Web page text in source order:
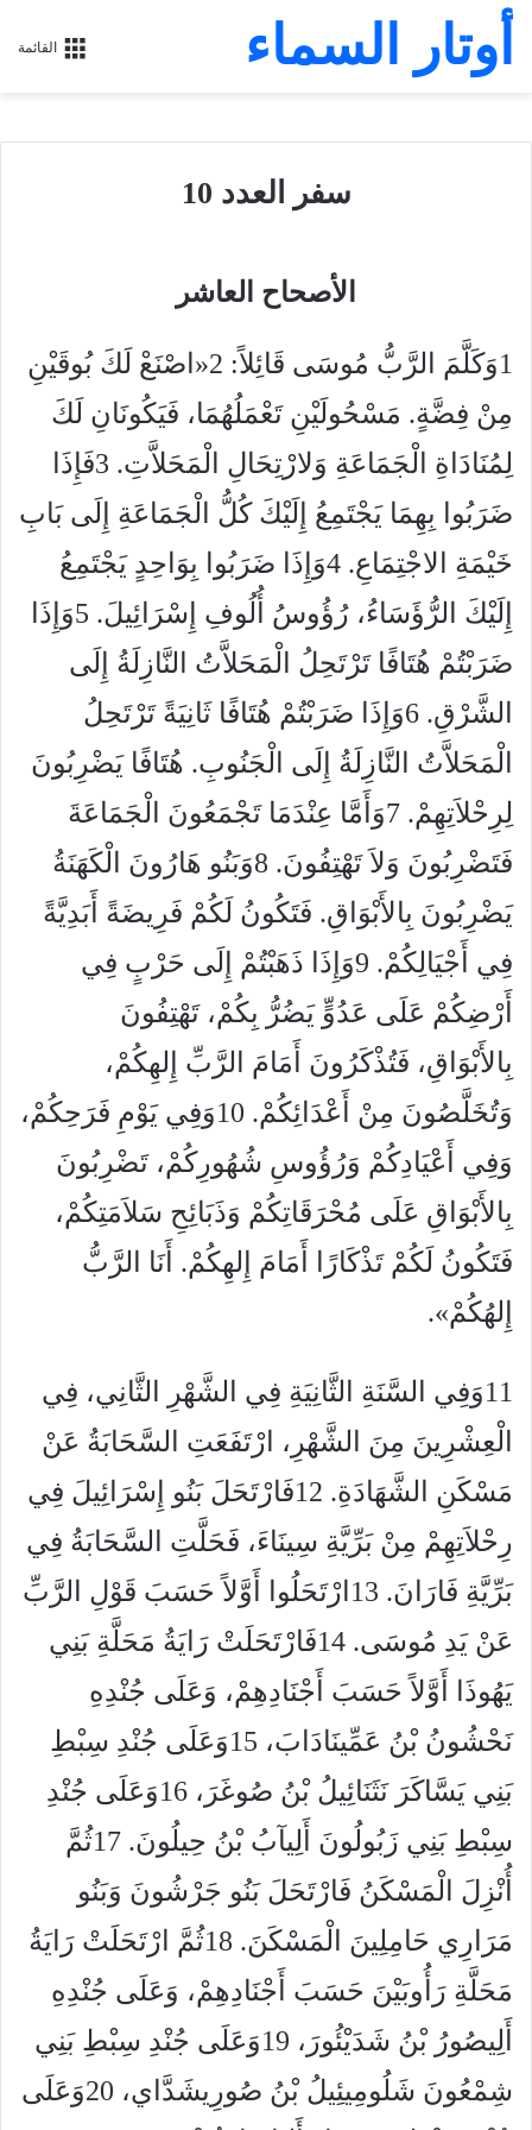
القائمة أوتار السماء
سفر العدد 10
الأصحاح العاشر
1وَكَلَّمَ الرَّبُّ مُوسَى قَائِلاً: 2«اصْنَعْ لَكَ بُوقَيْنِ
مِنْ فِضَّةٍ. مَسْحُولَيْنِ تَعْمَلُهُمَا، فَيَكُونَانِ لَكَ
لِمُنَادَاةِ الْجَمَاعَةِ وَلارْتِحَالِ الْمَحَلاَّتِ. 3فَإِذَا
ضَرَبُوا بِهِمَا يَجْتَمِعُ إِلَيْكَ كُلُّ الْجَمَاعَةِ إِلَى بَابِ
خَيْمَةِ الاجْتِمَاعِ. 4وَإِذَا ضَرَبُوا بِوَاحِدٍ يَجْتَمِعُ
إِلَيْكَ الرُّؤَسَاءُ، رُؤُوسُ أُلُوفِ إِسْرَائِيلَ. 5وَإِذَا
ضَرَبْتُمْ هُتَافًا تَرْتَحِلُ الْمَحَلاَّتُ النَّازِلَةُ إِلَى
الشَّرْقِ. 6وَإِذَا ضَرَبْتُمْ هُتَافًا ثَانِيَةً تَرْتَحِلُ
الْمَحَلاَّتُ النَّازِلَةُ إِلَى الْجَنُوبِ. هُتَافًا يَضْرِبُونَ
لِرِحْلاَتِهِمْ. 7وَأَمَّا عِنْدَمَا تَجْمَعُونَ الْجَمَاعَةَ
فَتَضْرِبُونَ وَلاَ تَهْتِفُونَ. 8وَبَنُو هَارُونَ الْكَهَنَةُ
يَضْرِبُونَ بِالأَبْوَاقِ. فَتَكُونُ لَكُمْ فَرِيضَةً أَبَدِيَّةً
فِي أَجْيَالِكُمْ. 9وَإِذَا ذَهَبْتُمْ إِلَى حَرْبٍ فِي
أَرْضِكُمْ عَلَى عَدُوٍّ يَضُرُّ بِكُمْ، تَهْتِفُونَ
بِالأَبْوَاقِ، فَتُذْكَرُونَ أَمَامَ الرَّبِّ إِلهِكُمْ،
وَتُخَلَّصُونَ مِنْ أَعْدَائِكُمْ. 10وَفِي يَوْمِ فَرَحِكُمْ،
وَفِي أَعْيَادِكُمْ وَرُؤُوسِ شُهُورِكُمْ، تَضْرِبُونَ
بِالأَبْوَاقِ عَلَى مُحْرَقَاتِكُمْ وَذَبَائِحِ سَلاَمَتِكُمْ،
فَتَكُونُ لَكُمْ تَذْكَارًا أَمَامَ إِلهِكُمْ. أَنَا الرَّبُّ
إِلهُكُمْ».
11وَفِي السَّنَةِ الثَّانِيَةِ فِي الشَّهْرِ الثَّانِي، فِي
الْعِشْرِينَ مِنَ الشَّهْرِ، ارْتَفَعَتِ السَّحَابَةُ عَنْ
مَسْكَنِ الشَّهَادَةِ. 12فَارْتَحَلَ بَنُو إِسْرَائِيلَ فِي
رِحْلاَتِهِمْ مِنْ بَرِّيَّةِ سِينَاءَ، فَحَلَّتِ السَّحَابَةُ فِي
بَرِّيَّةِ فَارَانَ. 13ارْتَحَلُوا أَوَّلاً حَسَبَ قَوْلِ الرَّبِّ
عَنْ يَدِ مُوسَى. 14فَارْتَحَلَتْ رَايَةُ مَحَلَّةِ بَنِي
يَهُوذَا أَوَّلاً حَسَبَ أَجْنَادِهِمْ، وَعَلَى جُنْدِهِ
نَحْشُونُ بْنُ عَمِّينَادَابَ، 15وَعَلَى جُنْدِ سِبْطِ
بَنِي يَسَّاكَرَ نَثَنَائِيلُ بْنُ صُوغَرَ، 16وَعَلَى جُنْدِ
سِبْطِ بَنِي زَبُولُونَ أَلِيآبُ بْنُ حِيلُونَ. 17ثُمَّ
أُنْزِلَ الْمَسْكَنُ فَارْتَحَلَ بَنُو جَرْشُونَ وَبَنُو
مَرَارِي حَامِلِينَ الْمَسْكَنَ. 18ثُمَّ ارْتَحَلَتْ رَايَةُ
مَحَلَّةِ رَأُوبَيْنَ حَسَبَ أَجْنَادِهِمْ، وَعَلَى جُنْدِهِ
أَلِيصُورُ بْنُ شَدَيْئُورَ، 19وَعَلَى جُنْدِ سِبْطِ بَنِي
شِمْعُونَ شَلُومِيئِيلُ بْنُ صُورِيشَدَّاي، 20وَعَلَى